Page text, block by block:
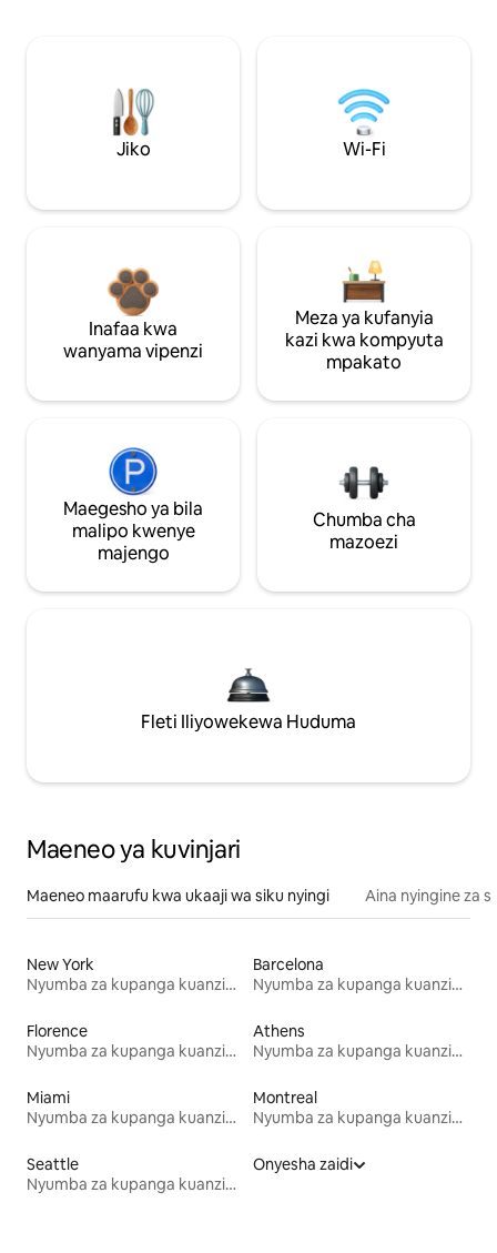
Jiko Wi-Fi
Inafaa kwa
wanyama vipenzi
Meza ya kufanyia
kazi kwa kompyuta
mpakato
Maegesho ya bila
malipo kwenye
majengo
Chumba cha
mazoezi
Fleti Iliyowekewa Huduma
Maeneo ya kuvinjari
Maeneo maarufu kwa ukaaji wa siku nyingi Aina nyingine za
New York
Nyumba za kupanga kuanzia mwezi mmoja
Barcelona
Nyumba za kupanga kuanzia mwezi mmoja
Florence
Nyumba za kupanga kuanzia mwezi mmoja
Athens
Nyumba za kupanga kuanzia mwezi mmoja
Miami
Nyumba za kupanga kuanzia mwezi mmoja
Montreal
Nyumba za kupanga kuanzia mwezi mmoja
Seattle
Nyumba za kupanga kuanzia mwezi mmoja
Onyesha zaidi